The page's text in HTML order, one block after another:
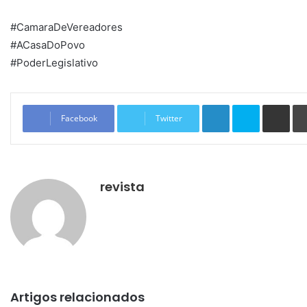
#CamaraDeVereadores
#ACasaDoPovo
#PoderLegislativo
Facebook Twitter
Linkedin Skype
revista
Artigos relacionados